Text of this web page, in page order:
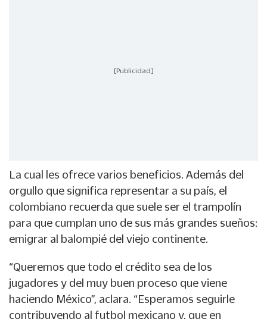
[Publicidad]
La cual les ofrece varios beneficios. Además del
orgullo que significa representar a su país, el
colombiano recuerda que suele ser el trampolín
para que cumplan uno de sus más grandes sueños:
emigrar al balompié del viejo continente.
“Queremos que todo el crédito sea de los
jugadores y del muy buen proceso que viene
haciendo México”, aclara. “Esperamos seguirle
contribuyendo al futbol mexicano y, que en